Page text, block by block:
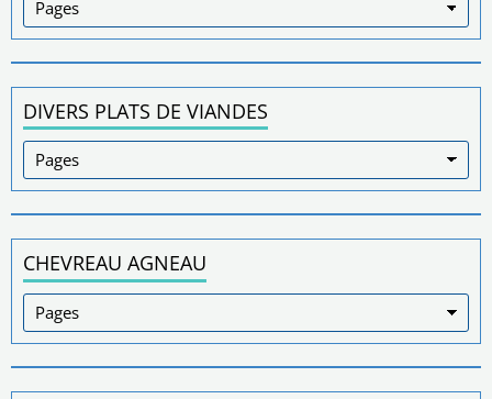
DIVERS PLATS DE VIANDES
CHEVREAU AGNEAU